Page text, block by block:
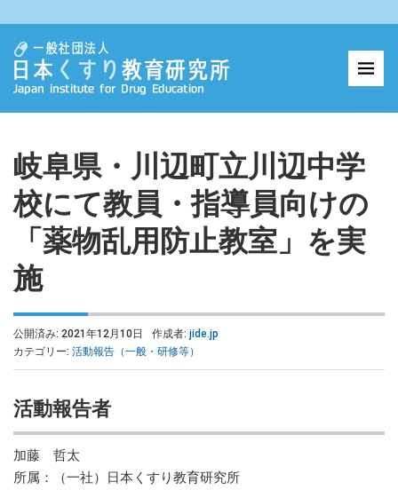
岐阜県・川辺町立川辺中学
校にて教員・指導員向けの
「薬物乱用防止教室」を実
施
公開済み: 2021年12月10日 作成者: jide.jp
カテゴリー: 活動報告（一般・研修等）
活動報告者
加藤 哲太
所属：（一社）日本くすり教育研究所